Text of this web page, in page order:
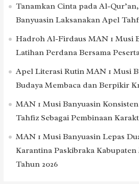
Tanamkan Cinta pada Al-
Banyuasin Laksanakan Apel
Hadroh Al-Firdaus MAN 1 Musi
Latihan Perdana Bersama
Apel Literasi Rutin MAN 1 Musi
Budaya Membaca dan Berpikir
MAN 1 Musi Banyuasin
Tahfiz Sebagai Pembinaan
MAN 1 Musi Banyuasin Lepas
Karantina Paskibraka Kabupaten
Tahun 2026